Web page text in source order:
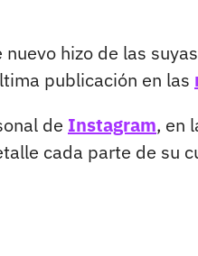
nuevo hizo de las
publicación en las
de Instagram, en
cada parte de su